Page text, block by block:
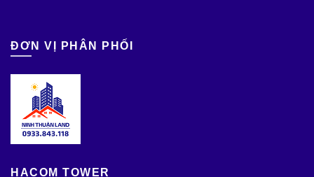
ĐƠN VỊ PHÂN PHỐI
HACOM TOWER